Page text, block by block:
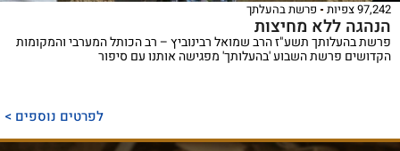
97,242 צפיות פרשת בהעלתך
הנהגה ללא מחיצות
פרשת בהעלותך תשע"ז הרב שמואל רבינוביץ – רב הכותל המערבי והמקומות
הקדושים פרשת השבוע 'בהעלותך' מפגישה אותנו עם סיפור
לפרטים נוספים >